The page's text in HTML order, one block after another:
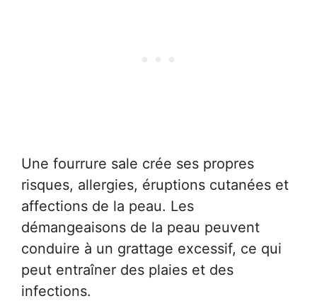
Une fourrure sale crée ses propres
risques, allergies, éruptions cutanées et
affections de la peau. Les
démangeaisons de la peau peuvent
conduire à un grattage excessif, ce qui
peut entraîner des plaies et des
infections.